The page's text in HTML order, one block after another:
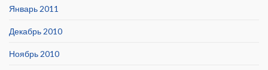
Январь 2011
Декабрь 2010
Ноябрь 2010